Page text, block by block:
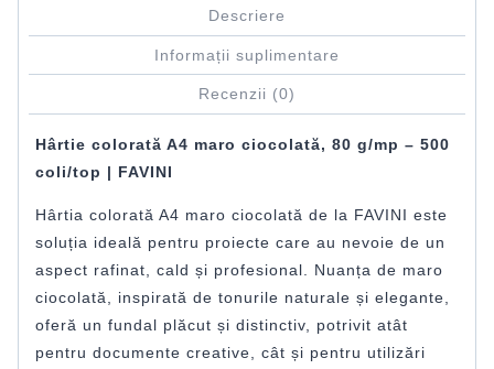
Descriere
Informații suplimentare
Recenzii (0)
Hârtie colorată A4 maro ciocolată, 80 g/mp – 500
coli/top | FAVINI
Hârtia colorată A4 maro ciocolată de la FAVINI este
soluția ideală pentru proiecte care au nevoie de un
aspect rafinat, cald și profesional. Nuanța de maro
ciocolată, inspirată de tonurile naturale și elegante,
oferă un fundal plăcut și distinctiv, potrivit atât
pentru documente creative, cât și pentru utilizări